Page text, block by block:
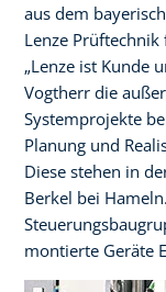
aus dem
Lenze
„Lenze ist Kunde
Vogtherr die
Systemprojekte
Planung und
Diese stehen in
Berkel bei
montierte Geräte